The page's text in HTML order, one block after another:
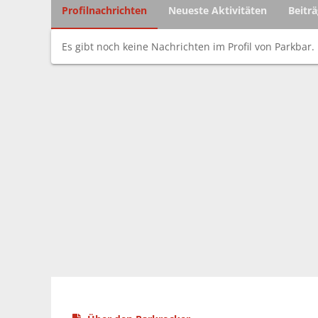
Profilnachrichten Neueste Aktivitäten
Es gibt noch keine Nachrichten im Profil von Parkbar.